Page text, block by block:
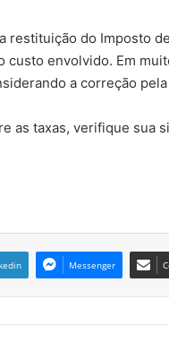
restituição do Imposto
custo envolvido. Em
a correção
as taxas, verifique sua
Messenger